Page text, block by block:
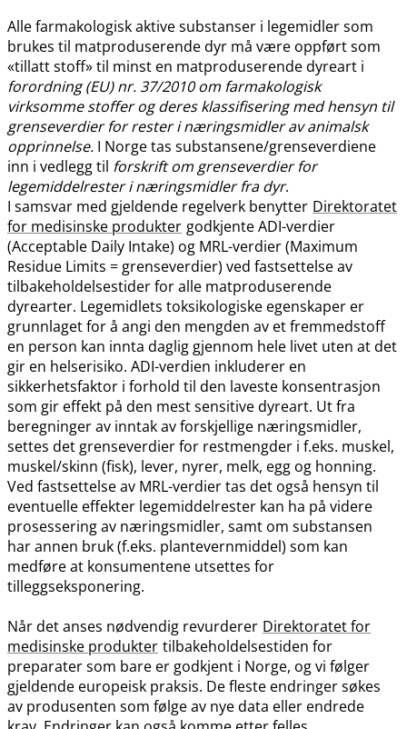
Alle farmakologisk aktive substanser i legemidler som
brukes til matproduserende dyr må være oppført som
«tillatt stoff» til minst en matproduserende dyreart i
forordning (EU) nr. 37/2010 om farmakologisk
virksomme stoffer og deres klassifisering med hensyn til
grenseverdier for rester i næringsmidler av animalsk
opprinnelse. I Norge tas substansene​/​grenseverdiene
inn i vedlegg til forskrift om grenseverdier for
legemiddelrester i næringsmidler fra dyr.
I samsvar med gjeldende regelverk benytter Direktoratet
for medisinske produkter godkjente ADI-verdier
(Acceptable Daily Intake) og MRL-verdier (Maximum
Residue Limits = grenseverdier) ved fastsettelse av
tilbakeholdelsestider for alle matproduserende
dyrearter. Legemidlets toksikologiske egenskaper er
grunnlaget for å angi den mengden av et fremmedstoff
en person kan innta daglig gjennom hele livet uten at det
gir en helserisiko. ADI-verdien inkluderer en
sikkerhetsfaktor i forhold til den laveste konsentrasjon
som gir effekt på den mest sensitive dyreart. Ut fra
beregninger av inntak av forskjellige næringsmidler,
settes det grenseverdier for restmengder i f.eks. muskel,
muskel​/​skinn (fisk), lever, nyrer, melk, egg og honning.
Ved fastsettelse av MRL-verdier tas det også hensyn til
eventuelle effekter legemiddelrester kan ha på videre
prosessering av næringsmidler, samt om substansen
har annen bruk (f.eks. plantevernmiddel) som kan
medføre at konsumentene utsettes for
tilleggseksponering.
Når det anses nødvendig revurderer Direktoratet for
medisinske produkter tilbakeholdelsestiden for
preparater som bare er godkjent i Norge, og vi følger
gjeldende europeisk praksis. De fleste endringer søkes
av produsenten som følge av nye data eller endrede